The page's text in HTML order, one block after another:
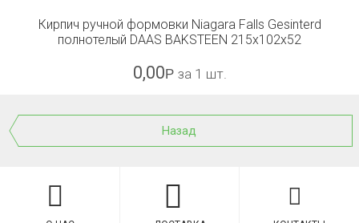
Кирпич ручной формовки Niagara Falls Gesinterd
полнотелый DAAS BAKSTEEN 215x102x52
0,00Р за 1 шт.
Назад